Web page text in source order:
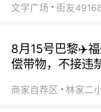
文学广场
8月15号巴黎✈️
偿带物，不接违
商家自荐区 林家二